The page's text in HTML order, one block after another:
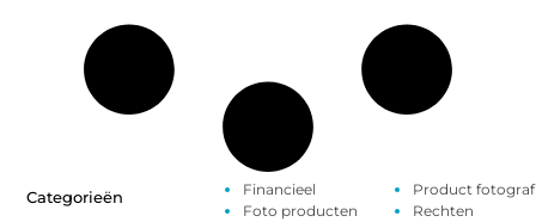
Categorieën
Financieel
Foto producten
Product
Rechten